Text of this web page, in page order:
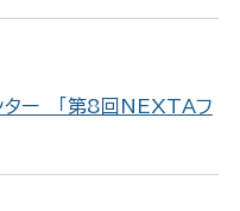
ター 「第8回NEXTAフ